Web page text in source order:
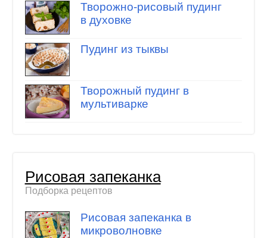
Творожно-рисовый пудинг
в духовке
Пудинг из тыквы
Творожный пудинг в
мультиварке
Рисовая запеканка
Подборка рецептов
Рисовая запеканка в
микроволновке